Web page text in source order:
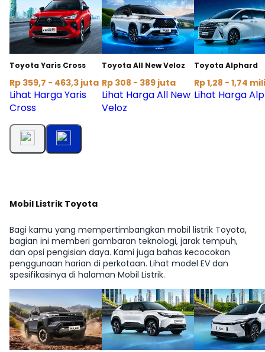
Toyota Yaris Cross
Rp 359,7 - 463,3 juta
Lihat Harga Yaris
Cross
Toyota All New Veloz
Rp 308 - 389 juta
Lihat Harga All New
Veloz
Toyota Alphard
Rp 1,28 - 1,74
Lihat Harga
Mobil Listrik Toyota
Bagi kamu yang mempertimbangkan mobil listrik Toyota,
bagian ini memberi gambaran teknologi, jarak tempuh,
dan opsi pengisian daya. Kami juga bahas kecocokan
penggunaan harian di perkotaan. Lihat model EV dan
spesifikasinya di halaman Mobil Listrik.